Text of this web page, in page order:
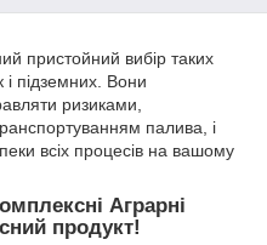
Аграрні
продукт!
пристойний вибір таких
і підземних. Вони
ризиками,
палива, і
всіх процесів на вашому